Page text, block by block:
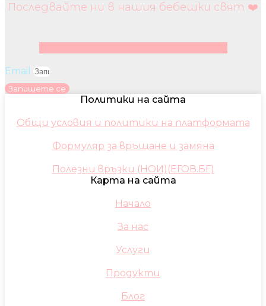
Последвайте ни в нашия бебешки свят ❤️
Email
Запишете се
Политики на сайта
Общи условия и политики на платформата
Формуляр за връщане и замяна
Полезни връзки (НОИ)(ЕГОВ.БГ)
Карта на сайта
Начало
За нас
Услуги
Продукти
Блог